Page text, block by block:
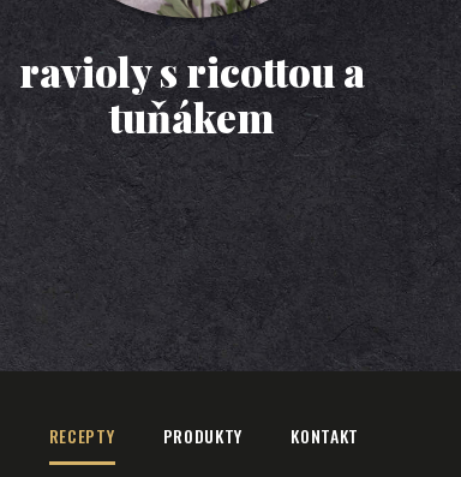
ravioly s ricottou a
tuňákem
RECEPTY PRODUKTY KONTAKT